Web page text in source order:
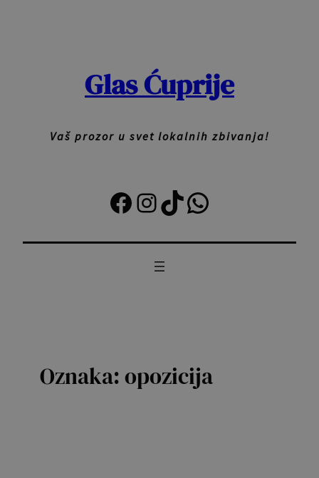
Glas Ćuprije
Vaš prozor u svet lokalnih zbivanja!
Facebook
Instagram
TikTok
Viber
Oznaka:opozicija